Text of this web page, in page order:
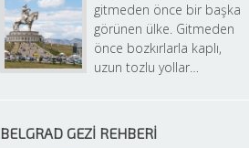
gitmeden önce bir başka
görünen ülke. Gitmeden
önce bozkırlarla kaplı,
uzun tozlu yollar…
BELGRAD GEZI REHBERI